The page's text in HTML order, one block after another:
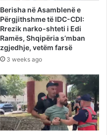
Berisha në Asamblenë e
Përgjithshme të IDC-CDI:
Rrezik narko-shteti i Edi
Ramës, Shqipëria s’mban
zgjedhje, vetëm farsë
3 weeks ago